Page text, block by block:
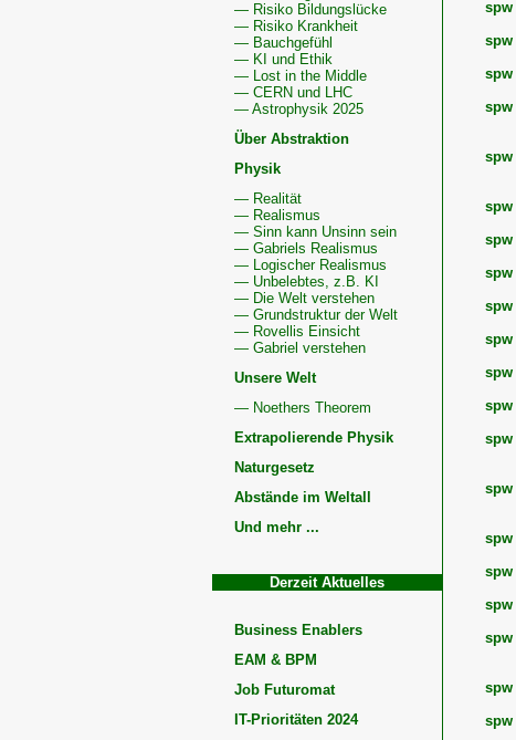
— Risiko Bildungslücke
— Risiko Krankheit
— Bauchgefühl
— KI und Ethik
— Lost in the Middle
— CERN und LHC
— Astrophysik 2025
Über Abstraktion
Physik
— Realität
— Realismus
— Sinn kann Unsinn sein
— Gabriels Realismus
— Logischer Realismus
— Unbelebtes, z.B. KI
— Die Welt verstehen
— Grundstruktur der Welt
— Rovellis Einsicht
— Gabriel verstehen
Unsere Welt
— Noethers Theorem
Extrapolierende Physik
Naturgesetz
Abstände im Weltall
Und mehr ...
Derzeit Aktuelles
Business Enablers
EAM & BPM
Job Futuromat
IT-Prioritäten 2024
spw
spw
spw
spw
spw
spw
spw
spw
spw
spw
spw
spw
spw
spw
spw
spw
spw
spw
spw
spw